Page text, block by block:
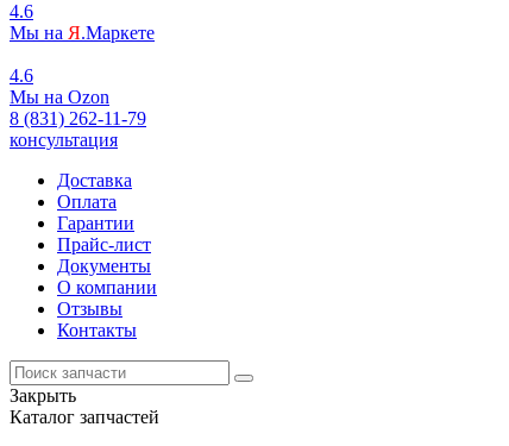
4.6
Мы на Я.Маркете
4.6
Мы на Ozon
8 (831) 262-11-79
консультация
Доставка
Оплата
Гарантии
Прайс-лист
Документы
О компании
Отзывы
Контакты
Закрыть
Каталог запчастей